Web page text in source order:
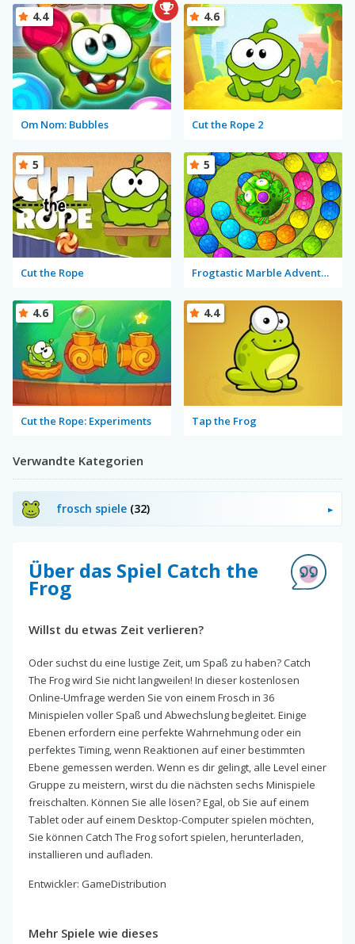
Om Nom: Bubbles
4.4
Cut the Rope 2
4.6
Cut the Rope
5
Frogtastic Marble Adventure
5
Cut the Rope: Experiments
4.6
Tap the Frog
4.4
Verwandte Kategorien
frosch spiele (32)
Über das Spiel Catch the
Frog
Willst du etwas Zeit verlieren?
Oder suchst du eine lustige Zeit, um Spaß zu haben? Catch
The Frog wird Sie nicht langweilen! In dieser kostenlosen
Online-Umfrage werden Sie von einem Frosch in 36
Minispielen voller Spaß und Abwechslung begleitet. Einige
Ebenen erfordern eine perfekte Wahrnehmung oder ein
perfektes Timing, wenn Reaktionen auf einer bestimmten
Ebene gemessen werden. Wenn es dir gelingt, alle Level einer
Gruppe zu meistern, wirst du die nächsten sechs Minispiele
freischalten. Können Sie alle lösen? Egal, ob Sie auf einem
Tablet oder auf einem Desktop-Computer spielen möchten,
Sie können Catch The Frog sofort spielen, herunterladen,
installieren und aufladen.
Entwickler: GameDistribution
Mehr Spiele wie dieses